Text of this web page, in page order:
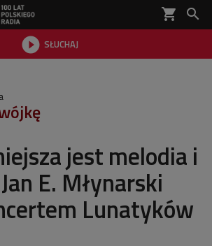
shopping_cart 
 SŁUCHAJ

jest melodia i
E. Młynarski
Lunatyków